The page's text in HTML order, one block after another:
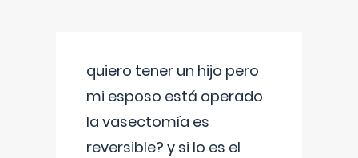
quiero tener un hijo pero
mi esposo está operado
la vasectomía es
reversible? y si lo es el